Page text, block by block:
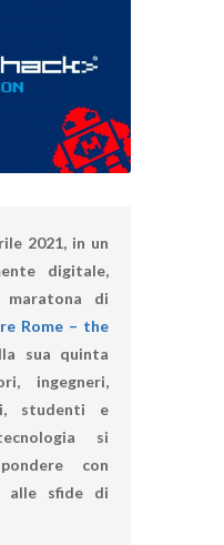
2021, in un
digitale,
di
Rome – the
sua quinta
ingegneri,
studenti e
si
con
alle sfide di